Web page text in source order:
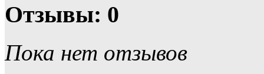
Отзывы: 0
Пока нет отзывов